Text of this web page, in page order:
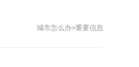
城市怎么办>重要信息